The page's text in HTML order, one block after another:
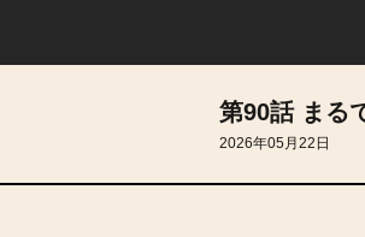
第90話 まる
2026年05月22日